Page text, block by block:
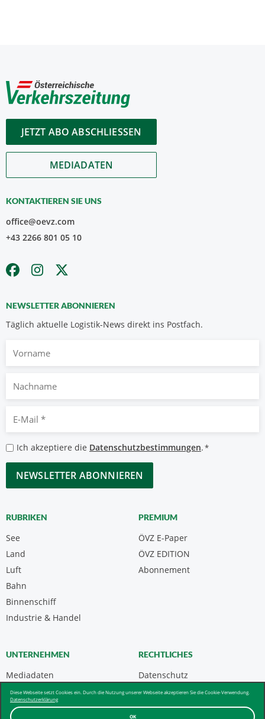
OK
Diese Webseite setzt Cookies ein. Durch die Nutzung unserer Webseite akzeptieren Sie die Cookie-Verwendung.
Datenschutzerklärung
JETZT ABO ABSCHLIESSEN
MEDIADATEN
KONTAKTIEREN SIE UNS
office@oevz.com
+43 2266 801 05 10
NEWSLETTER ABONNIEREN
Täglich aktuelle Logistik-News direkt ins Postfach.
Nachname
Mail
*
Datenschutzbestimmungen
*
Ich akzeptiere die Datenschutzbestimmungen.*
CAPTCHA
RUBRIKEN
See
Land
Luft
Bahn
Binnenschiff
Industrie & Handel
PREMIUM
ÖVZ E-Paper
Abonnement
ÖVZ EDITION
UNTERNEHMEN
Mediadaten
Kontakt
Über uns & AGB
RECHTLICHES
Datenschutz
Impressum